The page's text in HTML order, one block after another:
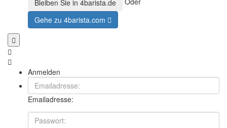
Bleiben Sie in 4barista.de
Gehe zu 4barista.com
Anmelden
Emailadresse: